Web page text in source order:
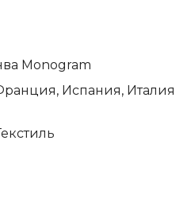
Monogram
Испания, Италия